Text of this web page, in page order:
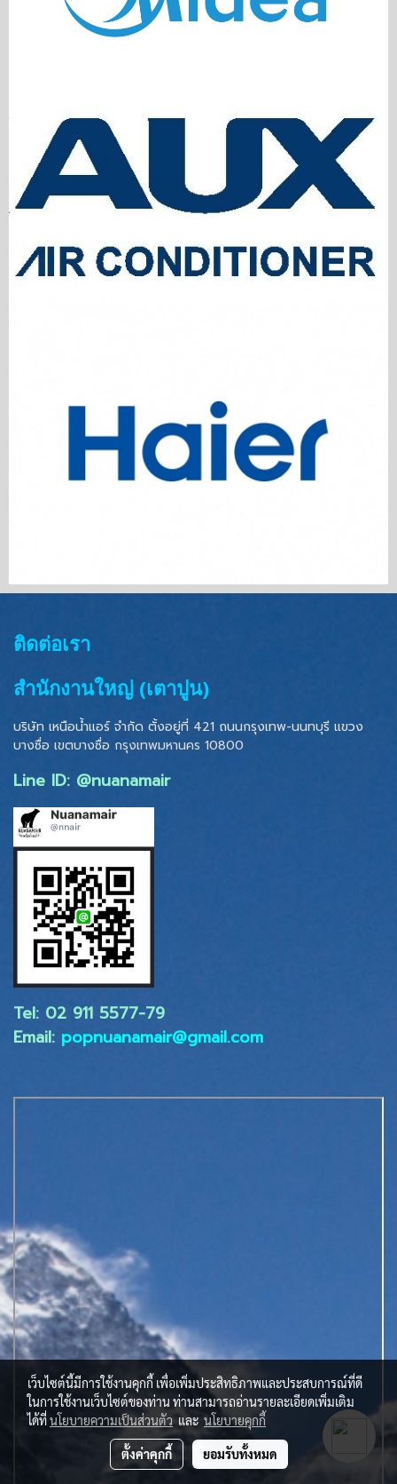
ติดต่อเรา
สำนักงานใหญ่ (เตาปูน)
บริษัท เหนือน้ำแอร์ จำกัด ตั้งอยู่ที่ 421 ถนนกรุงเทพ-นนทบุรี แขวง
บางซื่อ เขตบางซื่อ กรุงเทพมหานคร 10800
Line ID: @nuanamair
Tel: 02 ​911 5577-79
Email: popnuanamair@gmail.com
เว็บไซต์นี้มีการใช้งานคุกกี้ เพื่อเพิ่มประสิทธิภาพและประสบการณ์ที่ดี
ในการใช้งานเว็บไซต์ของท่าน ท่านสามารถอ่านรายละเอียดเพิ่มเติม
ได้ที่นโยบายความเป็นส่วนตัว และ นโยบายคุกกี้
ตั้งค่าคุกกี้ ยอมรับทั้งหมด